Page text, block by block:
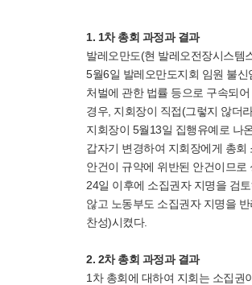
1. 1차 총회 과정과 결과
발레오만도(현 발레오전장시스템
5월6일 발레오만도지회 임원 불
처벌에 관한 법률 등으로 구속되
경우, 지회장이 직접(그렇지 않더
지회장이 5월13일 집행유예로 나
갑자기 변경하여 지회장에게 총
안건이 규약에 위반된 안건이므
24일 이후에 소집권자 지명을 검
않고 노동부도 소집권자 지명을
찬성)시켰다.
2. 2차 총회 과정과 결과
1차 총회에 대하여 지회는 소집권